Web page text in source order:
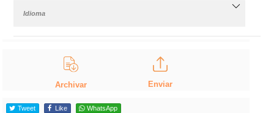
Idioma
Archivar Enviar
Tweet Like WhatsApp